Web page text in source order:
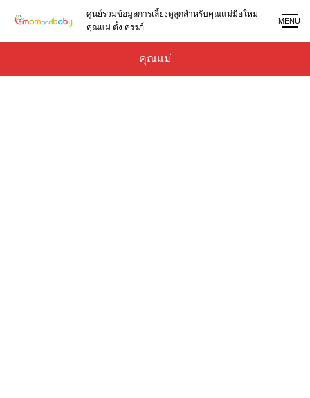
ศูนย์รวมข้อมูลการเลี้ยงดูลูกสำหรับคุณแม่มือใหม่
คุณแม่ ตั้ง ครรภ์
MENU
คุณแม่